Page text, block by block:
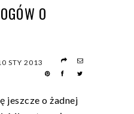
O
STY 2013
jeszcze o żadnej